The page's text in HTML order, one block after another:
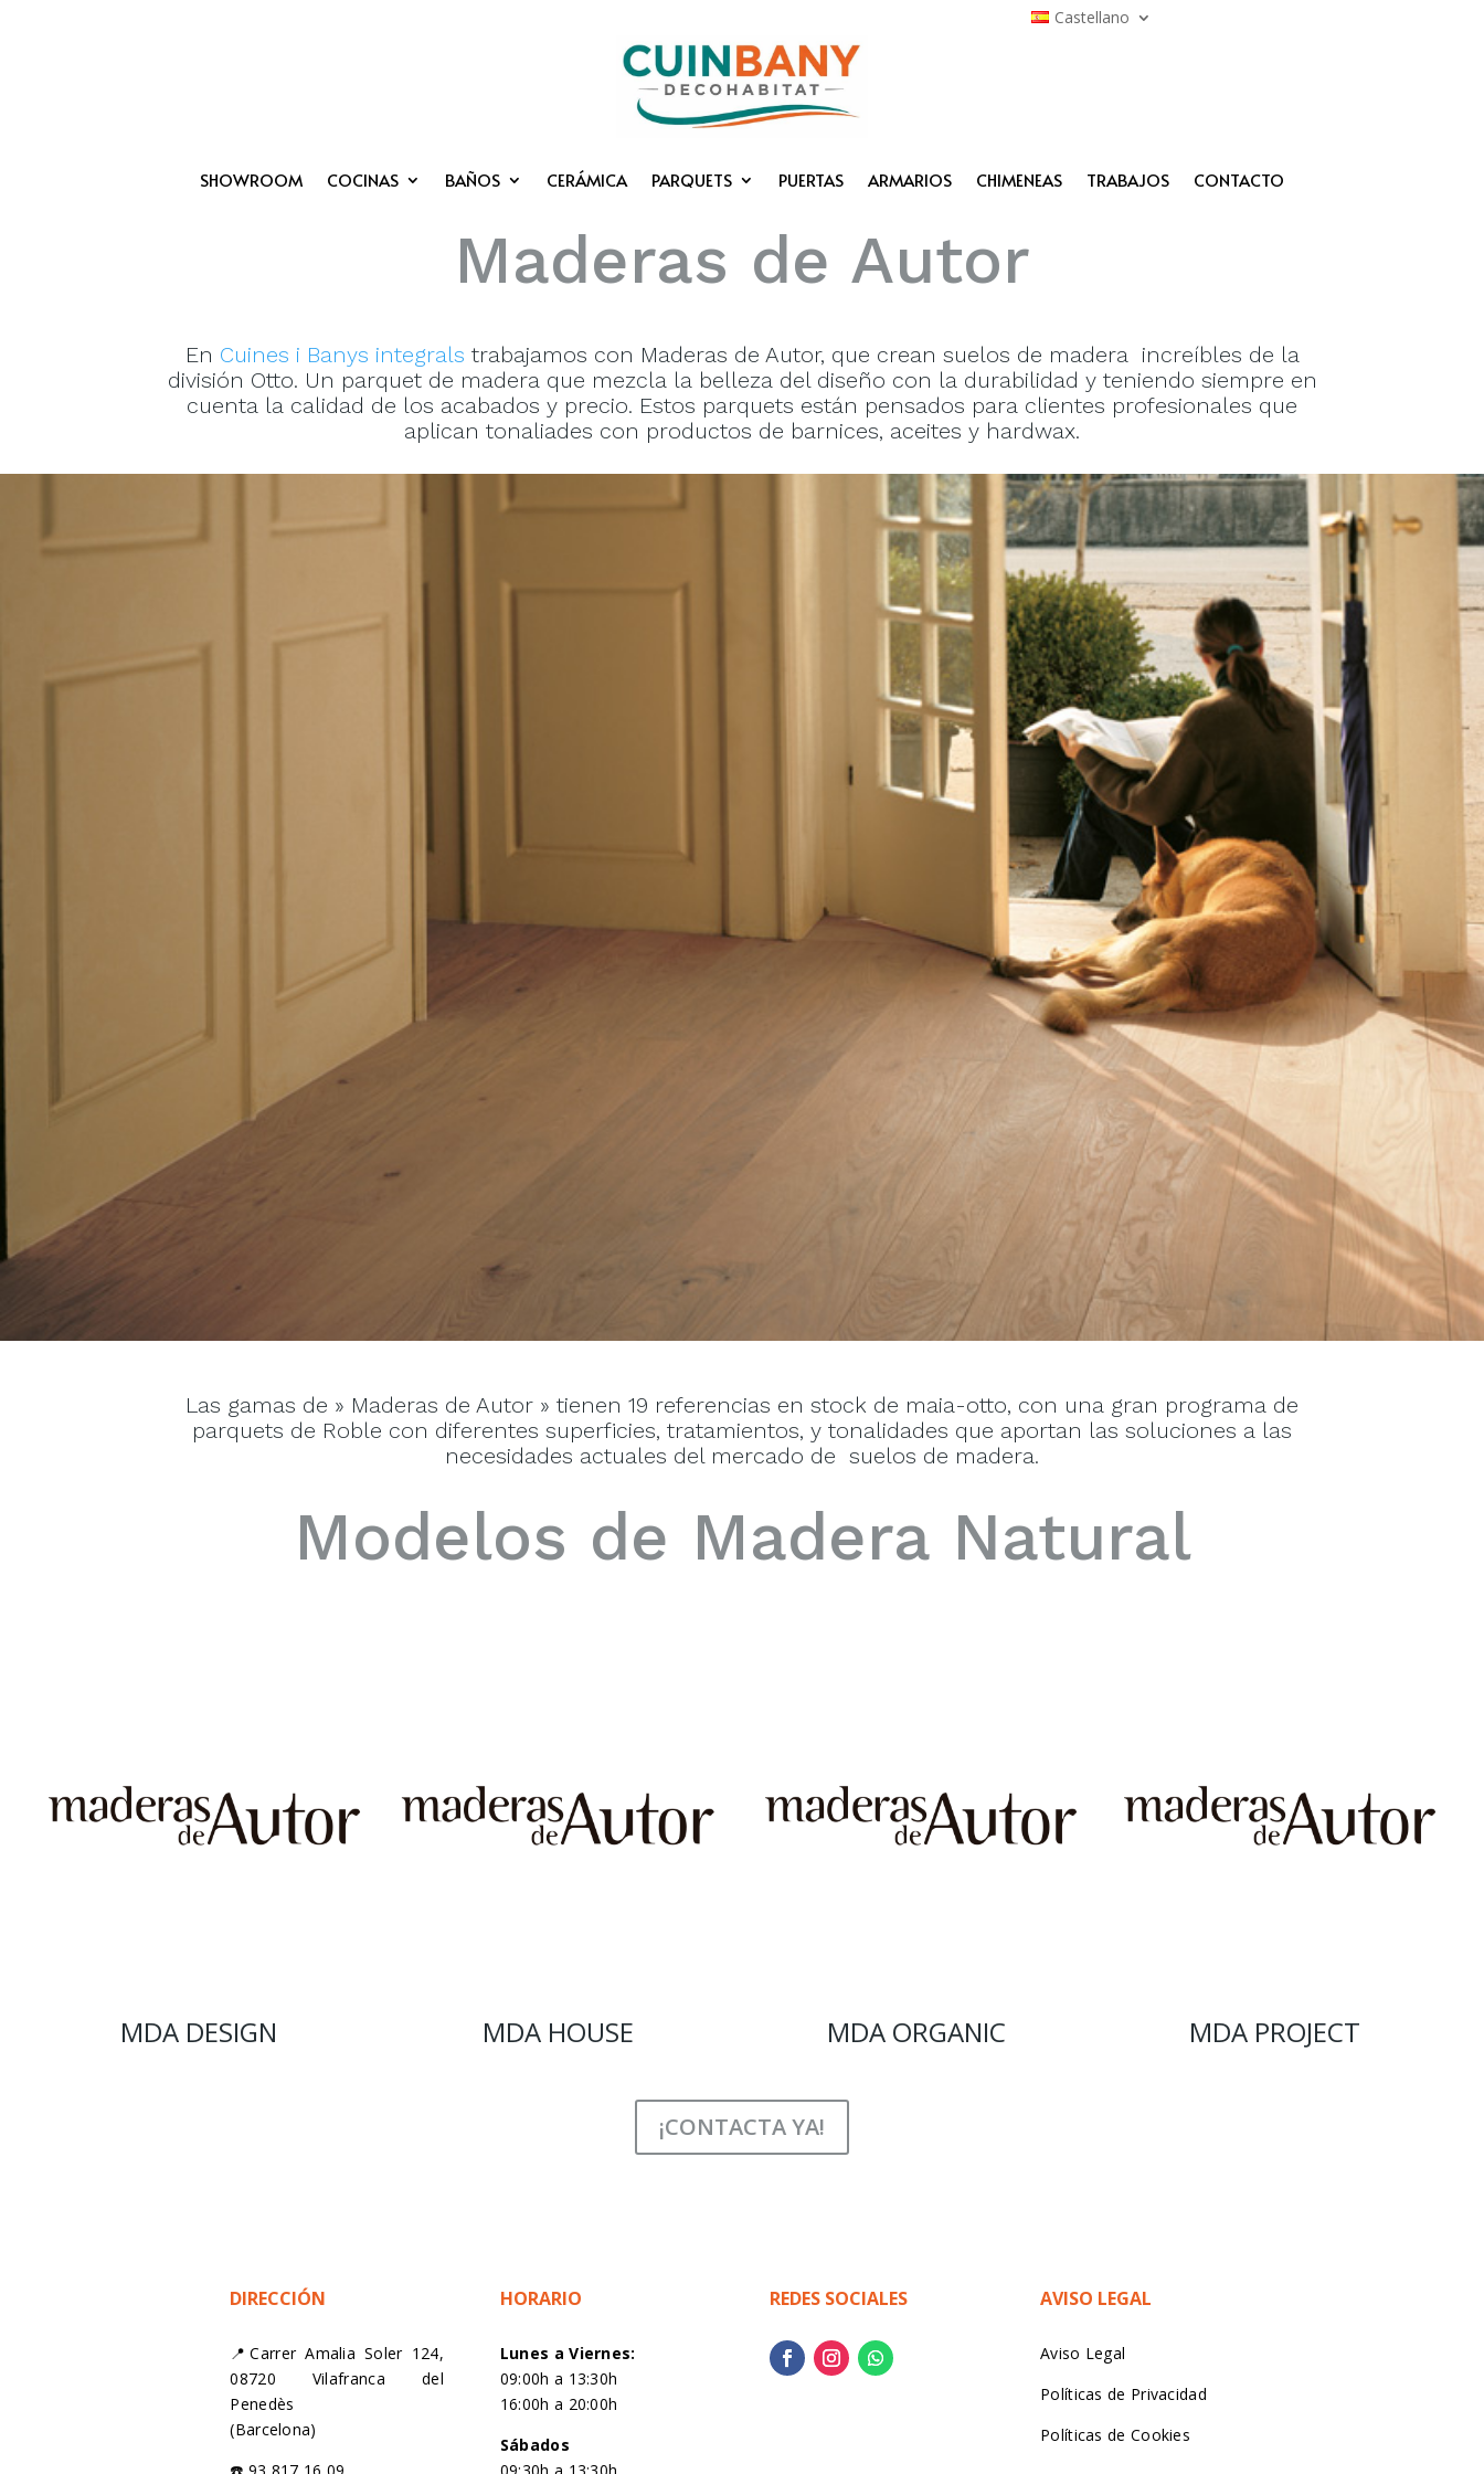
Castellano
SHOWROOM COCINAS BAÑOS CERÁMICA PARQUETS PUERTAS ARMARIOS CHIMENEAS TRABAJOS CONTACTO
Maderas de Autor
En Cuines i Banys integrals trabajamos con Maderas de Autor, que crean suelos de madera increíbles de la
división Otto. Un parquet de madera que mezcla la belleza del diseño con la durabilidad y teniendo siempre en
cuenta la calidad de los acabados y precio. Estos parquets están pensados para clientes profesionales que
aplican tonaliades con productos de barnices, aceites y hardwax.
Las gamas de » Maderas de Autor » tienen 19 referencias en stock de maia-otto, con una gran programa de
parquets de Roble con diferentes superficies, tratamientos, y tonalidades que aportan las soluciones a las
necesidades actuales del mercado de suelos de madera.
Modelos de Madera Natural
MDA DESIGN MDA HOUSE MDA ORGANIC MDA PROJECT
¡CONTACTA YA!
DIRECCIÓN
📍Carrer Amalia Soler 124,
08720 Vilafranca del
Penedès
(Barcelona)
HORARIO
Lunes a Viernes:
09:00h a 13:30h
16:00h a 20:00h
Sábados
REDES SOCIALES AVISO LEGAL
Aviso Legal
Políticas de Privacidad
Políticas de Cookies